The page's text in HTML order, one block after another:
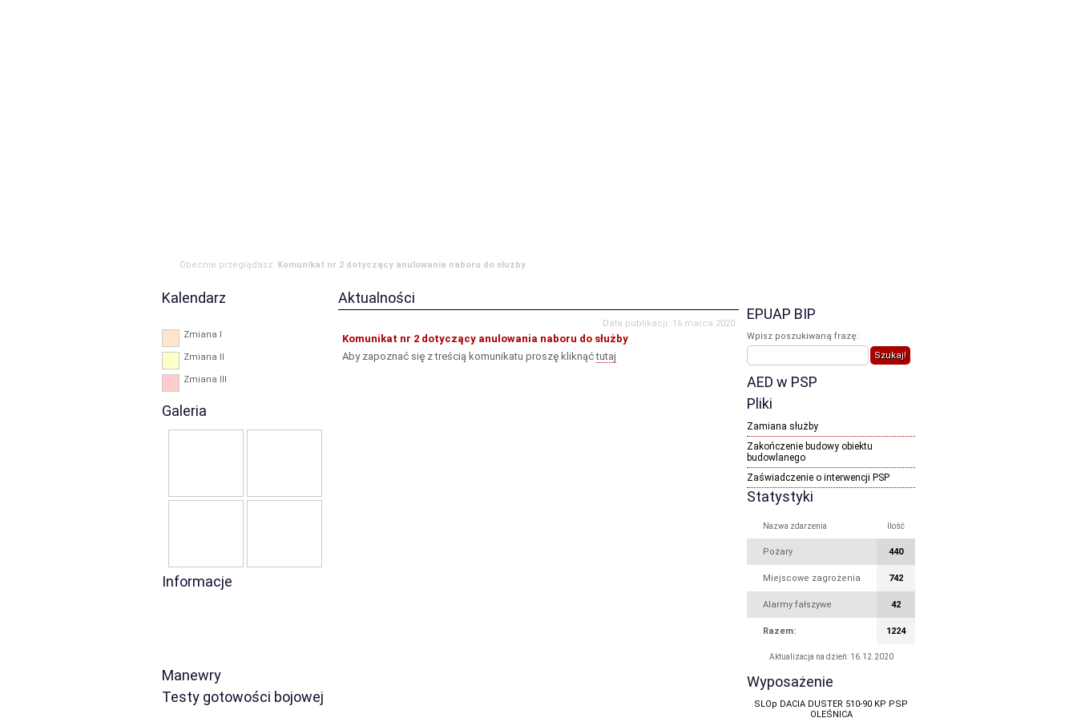
Obecnie przeglądasz: Komunikat nr 2 dotyczący anulowania naboru do służby
Kalendarz
Zmiana I
Zmiana II
Zmiana III
Galeria
Informacje
Manewry
Testy gotowości bojowej
Aktualności
Data publikacji: 16 marca 2020
Komunikat nr 2 dotyczący anulowania naboru do służby
Aby zapoznać się z treścią komunikatu proszę kliknąćtutaj
EPUAP BIP
Wpisz poszukiwaną frazę:
AED w PSP
Pliki
Zamiana służby
Zakończenie budowy obiektu
budowlanego
Zaświadczenie o interwencji PSP
Statystyki
Nazwa zdarzenia Ilość
Pożary 440
Miejscowe zagrożenia 742
Alarmy fałszywe 42
Razem: 1224
Aktualizacja na dzień: 16.12.2020
Wyposażenie
SLOp DACIA DUSTER 510-90 KP PSP
OLEŚNICA